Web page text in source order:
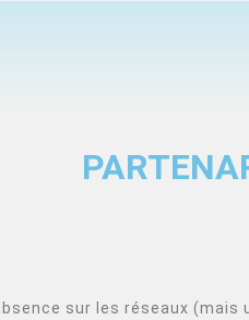
sur les réseaux